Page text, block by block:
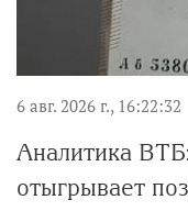
6 авг. 2026 г., 16:22:32
Аналитика
отыгрывает